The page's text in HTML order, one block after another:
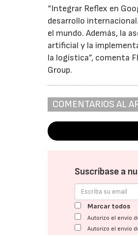
“Integrar Reflex en
desarrollo
el mundo. Además, la
artificial y la
la logística”, comenta
Group.
COMENTARIOS AL
Suscríbase a
Marcar todos
Autorizo el envío
Autorizo el envío